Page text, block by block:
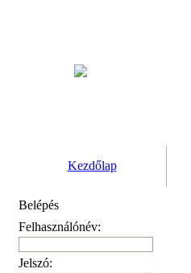
Kezdőlap
Belépés
Felhasználónév:
Jelszó: